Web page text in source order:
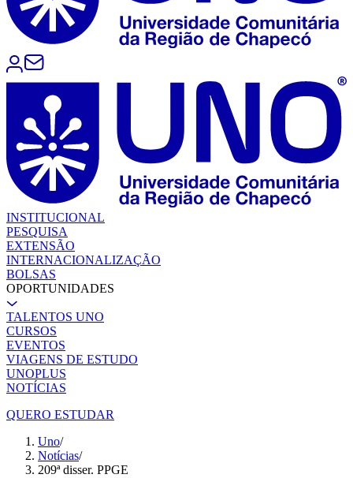
INSTITUCIONAL
PESQUISA
EXTENSÃO
INTERNACIONALIZAÇÃO
BOLSAS
OPORTUNIDADES
TALENTOS UNO
CURSOS
EVENTOS
VIAGENS DE ESTUDO
UNOPLUS
NOTÍCIAS
QUERO ESTUDAR
Uno/
Notícias/
209ª disser. PPGE